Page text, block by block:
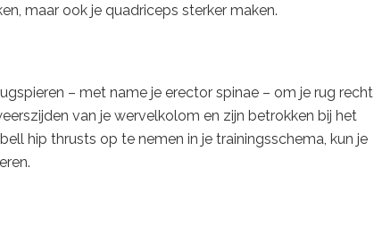
maar ook je quadriceps sterker maken.
– met name je erector spinae – om je rug recht
van je wervelkolom en zijn betrokken bij het
hip thrusts op te nemen in je trainingsschema, kun je